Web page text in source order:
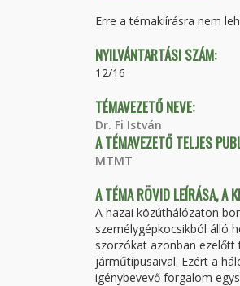
Erre a témakiírásra nem
NYILVÁNTARTÁSI SZÁM:
12/16
TÉMAVEZETŐ NEVE:
Dr. Fi István
A TÉMAVEZETŐ TELJES
MTMT
A TÉMA RÖVID LEÍRÁSA, A
A hazai közúthálózaton
személygépkocsikból álló
szorzókat azonban
járműtípusaival. Ezért a
igénybevevő forgalom